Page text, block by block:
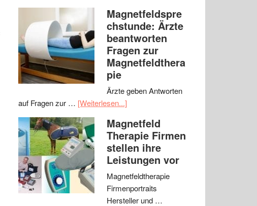
Magnetfeldspre
chstunde: Ärzte
beantworten
Fragen zur
Magnetfeldthera
pie
Ärzte geben Antworten
auf Fragen zur … [Weiterlesen...]
Magnetfeld
Therapie Firmen
stellen ihre
Leistungen vor
Magnetfeldtherapie
Firmenportraits
Hersteller und …